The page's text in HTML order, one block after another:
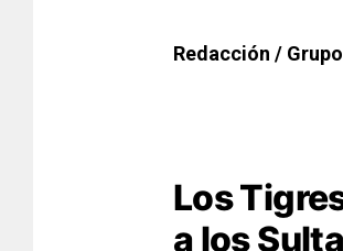
Redacción /
Los
a los